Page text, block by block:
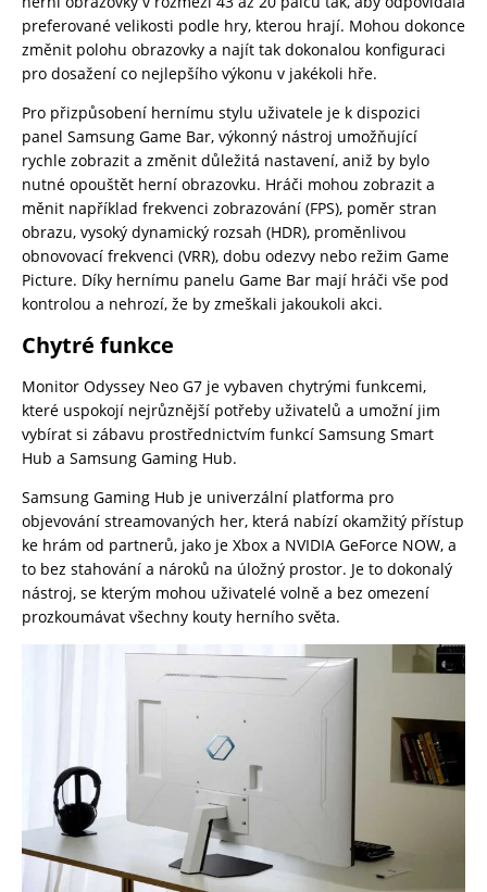
preferované velikosti podle hry, kterou hrají. Mohou dokonce
změnit polohu obrazovky a najít tak dokonalou konfiguraci
pro dosažení co nejlepšího výkonu v jakékoli hře.
Pro přizpůsobení hernímu stylu uživatele je k dispozici
panel Samsung Game Bar, výkonný nástroj umožňující
rychle zobrazit a změnit důležitá nastavení, aniž by bylo
nutné opouštět herní obrazovku. Hráči mohou zobrazit a
měnit například frekvenci zobrazování (FPS), poměr stran
obrazu, vysoký dynamický rozsah (HDR), proměnlivou
obnovovací frekvenci (VRR), dobu odezvy nebo režim Game
Picture. Díky hernímu panelu Game Bar mají hráči vše pod
kontrolou a nehrozí, že by zmeškali jakoukoli akci.
Chytré funkce
Monitor Odyssey Neo G7 je vybaven chytrými funkcemi,
které uspokojí nejrůznější potřeby uživatelů a umožní jim
vybírat si zábavu prostřednictvím funkcí Samsung Smart
Hub a Samsung Gaming Hub.
Samsung Gaming Hub je univerzální platforma pro
objevování streamovaných her, která nabízí okamžitý přístup
ke hrám od partnerů, jako je Xbox a NVIDIA GeForce NOW, a
to bez stahování a nároků na úložný prostor. Je to dokonalý
nástroj, se kterým mohou uživatelé volně a bez omezení
prozkoumávat všechny kouty herního světa.